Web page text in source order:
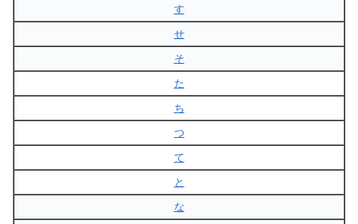
す
せ
そ
た
ち
つ
て
と
な